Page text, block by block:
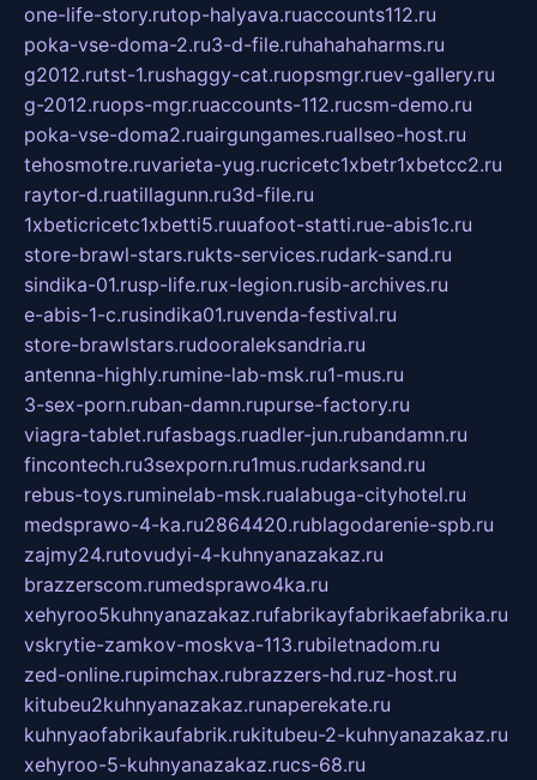
one-life-story.rutop-halyava.ruaccounts112.ru
poka-vse-doma-2.ru3-d-file.ruhahahaharms.ru
g2012.rutst-1.rushaggy-cat.ruopsmgr.ruev-gallery.ru
g-2012.ruops-mgr.ruaccounts-112.rucsm-demo.ru
poka-vse-doma2.ruairgungames.ruallseo-host.ru
tehosmotre.ruvarieta-yug.rucricetc1xbetr1xbetcc2.ru
raytor-d.ruatillagunn.ru3d-file.ru
1xbeticricetc1xbetti5.ruuafoot-statti.rue-abis1c.ru
store-brawl-stars.rukts-services.rudark-sand.ru
sindika-01.rusp-life.rux-legion.rusib-archives.ru
e-abis-1-c.rusindika01.ruvenda-festival.ru
store-brawlstars.rudooraleksandria.ru
antenna-highly.rumine-lab-msk.ru1-mus.ru
3-sex-porn.ruban-damn.rupurse-factory.ru
viagra-tablet.rufasbags.ruadler-jun.rubandamn.ru
fincontech.ru3sexporn.ru1mus.rudarksand.ru
rebus-toys.ruminelab-msk.rualabuga-cityhotel.ru
medsprawo-4-ka.ru2864420.rublagodarenie-spb.ru
zajmy24.rutovudyi-4-kuhnyanazakaz.ru
brazzerscom.rumedsprawo4ka.ru
xehyroo5kuhnyanazakaz.rufabrikayfabrikaefabrika.ru
vskrytie-zamkov-moskva-113.rubiletnadom.ru
zed-online.rupimchax.rubrazzers-hd.ruz-host.ru
kitubeu2kuhnyanazakaz.runaperekate.ru
kuhnyaofabrikaufabrik.rukitubeu-2-kuhnyanazakaz.ru
xehyroo-5-kuhnyanazakaz.rucs-68.ru